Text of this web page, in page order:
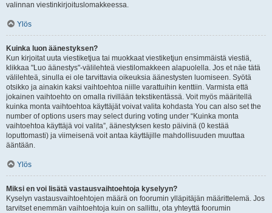
valinnan viestinkirjoituslomakkeessa.
Ylös
Kuinka luon äänestyksen?
Kun kirjoitat uuta viestiketjua tai muokkaat viestiketjun ensimmäistä viestiä,
klikkaa "Luo äänestys"-välilehteä viestilomakkeen alapuolella. Jos et näe tätä
välilehteä, sinulla ei ole tarvittavia oikeuksia äänestysten luomiseen. Syötä
otsikko ja ainakin kaksi vaihtoehtoa niille varattuihin kenttiin. Varmista että
jokainen vaihtoehto on omalla rivillään tekstikentässä. Voit myös määritellä
kuinka monta vaihtoehtoa käyttäjät voivat valita kohdasta You can also set the
number of options users may select during voting under “Kuinka monta
vaihtoehtoa käyttäjä voi valita”, äänestyksen kesto päivinä (0 kestää
loputtomasti) ja viimeisenä voit antaa käyttäjille mahdollisuuden muuttaa
ääntään.
Ylös
Miksi en voi lisätä vastausvaihtoehtoja kyselyyn?
Kyselyn vastausvaihtoehtojen määrä on foorumin ylläpitäjän määrittelemä. Jos
tarvitset enemmän vaihtoehtoja kuin on sallittu, ota yhteyttä foorumin